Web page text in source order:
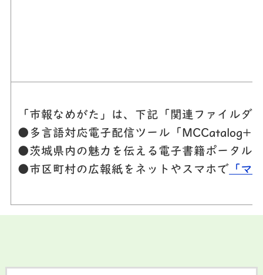
「市報なめがた」は、下記「関連ファイルダ
●多言語対応電子配信ツール「MCCatalog+
●茨城県内の魅力を伝える電子書籍ポータル
●市区町村の広報紙をネットやスマホで
「マ